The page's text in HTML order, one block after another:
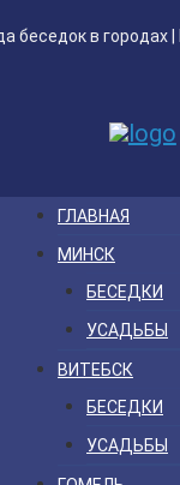
беседокв городах |
ГЛАВНАЯ
МИНСК
БЕСЕДКИ
УСАДЬБЫ
ВИТЕБСК
БЕСЕДКИ
УСАДЬБЫ